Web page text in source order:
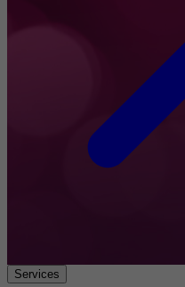
Services